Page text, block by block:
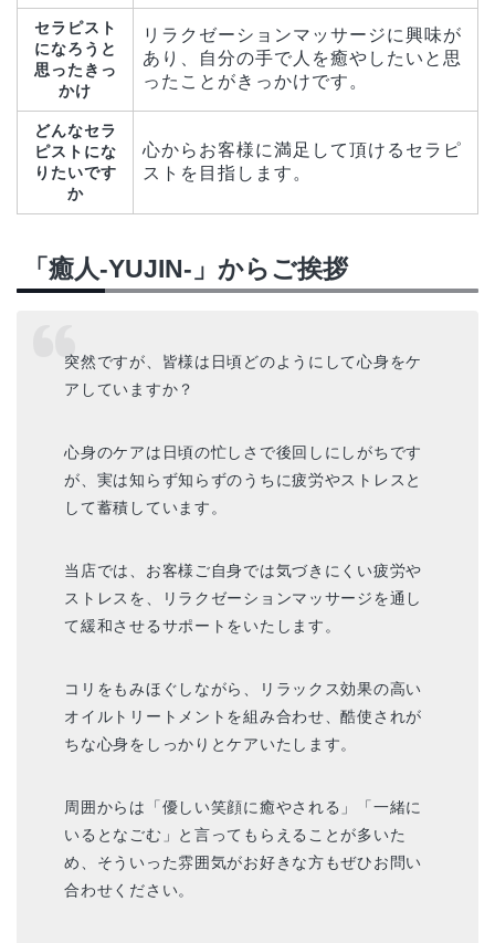
セラピスト
になろうと
思ったきっ
かけ
リラクゼーションマッサージに興味が
あり、自分の手で人を癒やしたいと思
ったことがきっかけです。
どんなセラ
ピストにな
りたいです
か
心からお客様に満足して頂けるセラピ
ストを目指します。
「癒人-YUJIN-」からご挨拶
突然ですが、皆様は日頃どのようにして心身をケ
アしていますか？
心身のケアは日頃の忙しさで後回しにしがちです
が、実は知らず知らずのうちに疲労やストレスと
して蓄積しています。
当店では、お客様ご自身では気づきにくい疲労や
ストレスを、リラクゼーションマッサージを通し
て緩和させるサポートをいたします。
コリをもみほぐしながら、リラックス効果の高い
オイルトリートメントを組み合わせ、酷使されが
ちな心身をしっかりとケアいたします。
周囲からは「優しい笑顔に癒やされる」「一緒に
いるとなごむ」と言ってもらえることが多いた
め、そういった雰囲気がお好きな方もぜひお問い
合わせください。